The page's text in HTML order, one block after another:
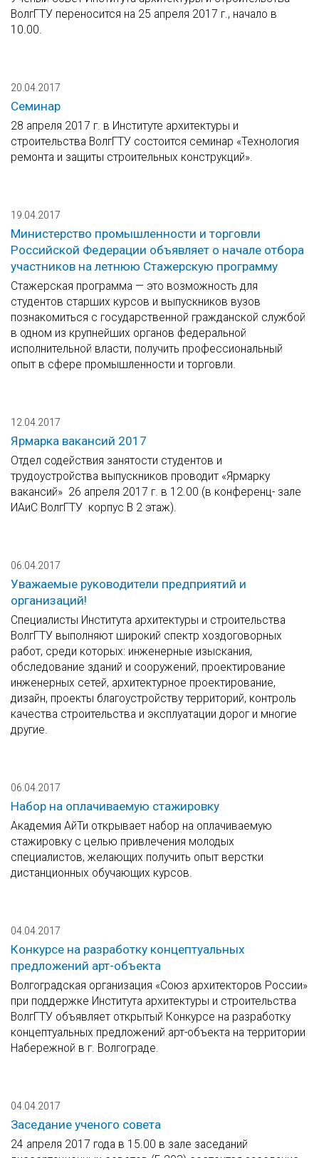
ВолгГТУ переносится на 25 апреля 2017 г., начало в
10.00.
20.04.2017
Семинар
28 апреля 2017 г. в Институте архитектуры и
строительства ВолгГТУ состоится семинар «Технология
ремонта и защиты строительных конструкций».
19.04.2017
Министерство промышленности и торговли
Российской Федерации объявляет о начале отбора
участников на летнюю Стажерскую программу
Стажерская программа — это возможность для
студентов старших курсов и выпускников вузов
познакомиться с государственной гражданской службой
в одном из крупнейших органов федеральной
исполнительной власти, получить профессиональный
опыт в сфере промышленности и торговли.
12.04.2017
Ярмарка вакансий 2017
Отдел содействия занятости студентов и
трудоустройства выпускников проводит «Ярмарку
вакансий» 26 апреля 2017 г. в 12.00 (в конференц- зале
ИАиС ВолгГТУ корпус В 2 этаж).
06.04.2017
Уважаемые руководители предприятий и
организаций!
Специалисты Института архитектуры и строительства
ВолгГТУ выполняют широкий спектр хоздоговорных
работ, среди которых: инженерные изыскания,
обследование зданий и сооружений, проектирование
инженерных сетей, архитектурное проектирование,
дизайн, проекты благоустройству территорий, контроль
качества строительства и эксплуатации дорог и многие
другие.
06.04.2017
Набор на оплачиваемую стажировку
Академия АйТи открывает набор на оплачиваемую
стажировку с целью привлечения молодых
специалистов, желающих получить опыт верстки
дистанционных обучающих курсов.
04.04.2017
Конкурсе на разработку концептуальных
предложений арт-объекта
Волгоградская организация «Союз архитекторов России»
при поддержке Института архитектуры и строительства
ВолгГТУ объявляет открытый Конкурсе на разработку
концептуальных предложений арт-объекта на территории
Набережной в г. Волгограде.
04.04.2017
Заседание ученого совета
24 апреля 2017 года в 15.00 в зале заседаний